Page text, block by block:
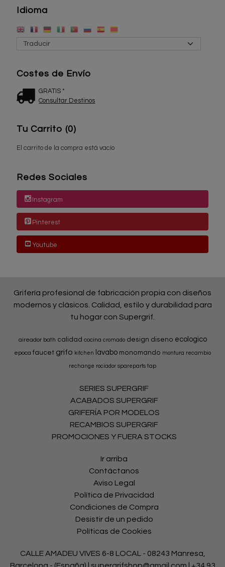
Idioma
Costes de Envío
GRATIS *
Consultar Destinos
Tu Carrito (0)
El carrito de la compra está vacío
Redes Sociales
Instagram
Pinterest
Youtube
Grifería profesional de fabricación propia con diseños
modernos y clásicos. Calidad, estilo y durabilidad para
tu hogar con Supergrif.
aireador bath calidad cocina cromado design diseno ecologico
epoca faucet grifo kitchen lavabo monomando montura recambio
rechange rociador spareparts tap
SERIES SUPERGRIF
ACABADOS SUPERGRIF
GRIFERÍA POR MODELOS
RECAMBIOS SUPERGRIF
PROMOCIONES Y FUERA STOCKS
Ir arriba
Contáctanos
Aviso Legal
Política de Privacidad
Condiciones de Compra
Desistir de un pedido
Políticas de Cookies
CALLE AMADEU VIVES 6-8 LOCAL - 08243 Manresa,